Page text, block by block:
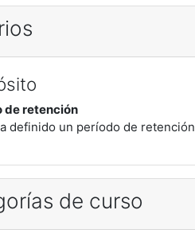
de retención
definido un período de retención
de curso